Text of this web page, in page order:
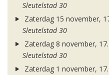
Sleutelstad 30
Zaterdag 15 november,
Sleutelstad 30
Zaterdag 8 november,
Sleutelstad 30
Zaterdag 1 november,